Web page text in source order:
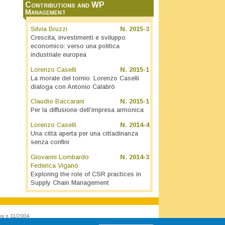
Contributions and WP
Management
N. 2015-3
Silvia Bruzzi
Crescita, investimenti e sviluppo
economico: verso una politica
industriale europea
N. 2015-1
Lorenzo Caselli
La morale del tornio. Lorenzo Caselli
dialoga con Antonio Calabrò
N. 2015-1
Claudio Baccarani
Per la diffusione dell’impresa armonica
N. 2014-4
Lorenzo Caselli
Una città aperta per una cittadinanza
senza confini
N. 2014-3
Giovanni Lombardo
Federica Viganò
Exploring the role of CSR practices in
Supply Chain Management
n.11/2004